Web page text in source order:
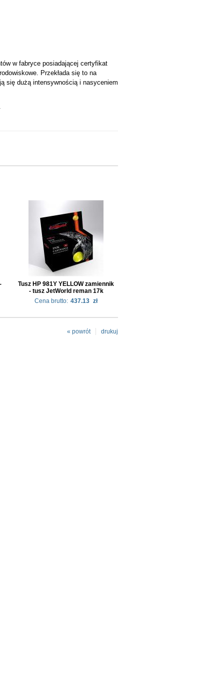
w fabryce posiadającej certyfikat
Przekłada się to na
się dużą intensywnością i nasyceniem
Tusz HP 981Y YELLOW zamiennik
- tusz JetWorld reman 17k
Cena brutto: 437.13 zł
drukuj
« powrót